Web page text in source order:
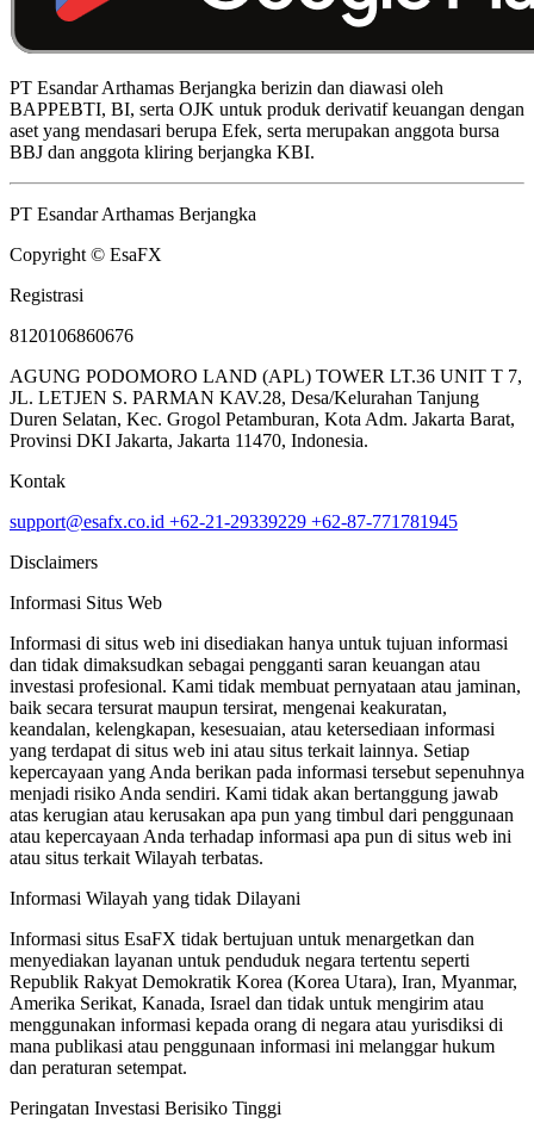
PT Esandar Arthamas Berjangka berizin dan diawasi oleh
BAPPEBTI, BI, serta OJK untuk produk derivatif keuangan dengan
aset yang mendasari berupa Efek, serta merupakan anggota bursa
BBJ dan anggota kliring berjangka KBI.
PT Esandar Arthamas Berjangka
Copyright © EsaFX
Registrasi
8120106860676
AGUNG PODOMORO LAND (APL) TOWER LT.36 UNIT T 7,
JL. LETJEN S. PARMAN KAV.28, Desa/Kelurahan Tanjung
Duren Selatan, Kec. Grogol Petamburan, Kota Adm. Jakarta Barat,
Provinsi DKI Jakarta, Jakarta 11470, Indonesia.
Kontak
support@esafx.co.id +62-21-29339229 +62-87-771781945
Disclaimers
Informasi Situs Web
Informasi di situs web ini disediakan hanya untuk tujuan informasi
dan tidak dimaksudkan sebagai pengganti saran keuangan atau
investasi profesional. Kami tidak membuat pernyataan atau jaminan,
baik secara tersurat maupun tersirat, mengenai keakuratan,
keandalan, kelengkapan, kesesuaian, atau ketersediaan informasi
yang terdapat di situs web ini atau situs terkait lainnya. Setiap
kepercayaan yang Anda berikan pada informasi tersebut sepenuhnya
menjadi risiko Anda sendiri. Kami tidak akan bertanggung jawab
atas kerugian atau kerusakan apa pun yang timbul dari penggunaan
atau kepercayaan Anda terhadap informasi apa pun di situs web ini
atau situs terkait Wilayah terbatas.
Informasi Wilayah yang tidak Dilayani
Informasi situs EsaFX tidak bertujuan untuk menargetkan dan
menyediakan layanan untuk penduduk negara tertentu seperti
Republik Rakyat Demokratik Korea (Korea Utara), Iran, Myanmar,
Amerika Serikat, Kanada, Israel dan tidak untuk mengirim atau
menggunakan informasi kepada orang di negara atau yurisdiksi di
mana publikasi atau penggunaan informasi ini melanggar hukum
dan peraturan setempat.
Peringatan Investasi Berisiko Tinggi